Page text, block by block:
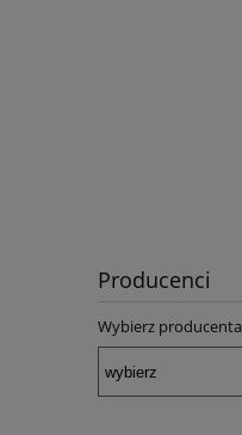
Producenci
Wybierz producenta